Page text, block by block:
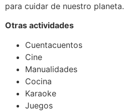
para cuidar de nuestro planeta.
Otras actividades
Cuentacuentos
Cine
Manualidades
Cocina
Karaoke
Juegos